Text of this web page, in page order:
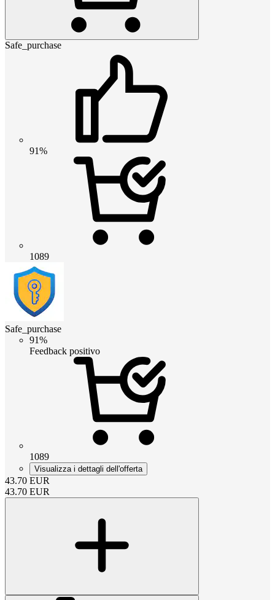
Safe_purchase
91%
1089
Safe_purchase
91%
Feedback positivo
1089
Visualizza i dettagli dell'offerta
43.70 EUR
43.70 EUR